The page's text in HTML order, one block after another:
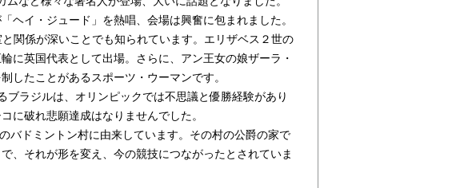
ヘイ・ジュード」を熱唱、会場は興奮に包まれました。
関係が深いことでも知られています。エリザベス２世の
に英国代表として出場。さらに、アン王女の娘ザーラ・
したことがあるスポーツ・ウーマンです。
ラジルは、オリンピックでは不思議と優勝経験があり
に破れ悲願達成はなりませんでした。
バドミントン村に由来しています。その村の公爵の家で
、それが形を変え、今の競技につながったとされていま